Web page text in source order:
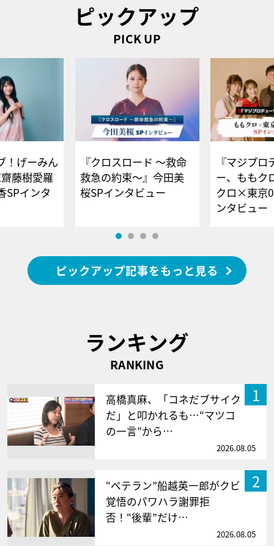
ピックアップ
PICK UP
！げーみん
藤樹愛羅
SPインタ
『クロスロード ～救命
救急の約束～』今田美
桜SPインタビュー
『マジプロ
ー、ももク
クロ×東京
ンタビュー
ピックアップ記事をもっと見る
ランキング
RANKING
1
高橋真麻、「コネだブサイク
だ」と叩かれるも…“マツコ
の一言”から…
2026.08.05
2
“ベテラン”船越英一郎がクビ
覚悟のパワハラ謝罪拒
否！“後輩”だけ…
2026.08.05